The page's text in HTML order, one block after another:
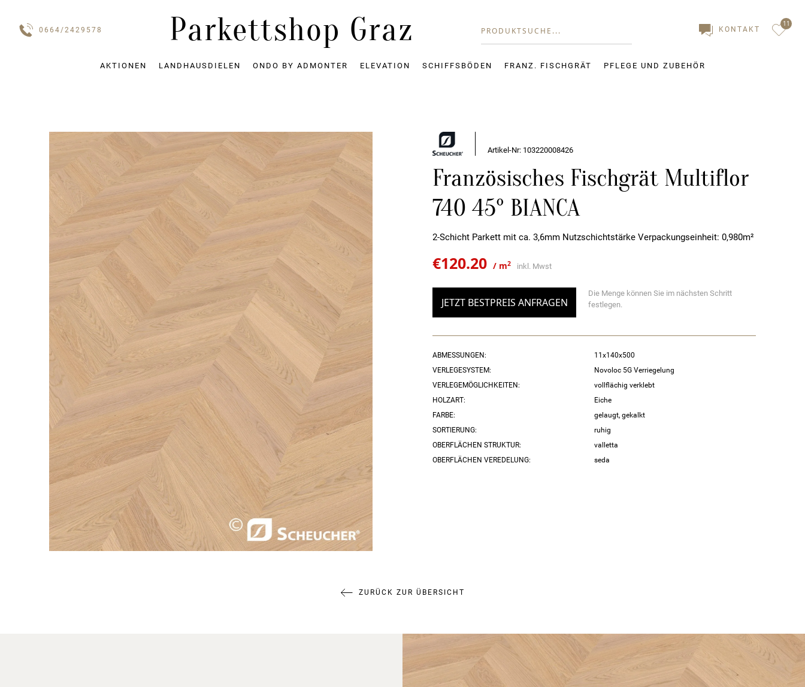
0664/2429578 Parkettshop Graz KONTAKT
11
AKTIONEN LANDHAUSDIELEN ONDO BY ADMONTER ELEVATION SCHIFFSBÖDEN FRANZ. FISCHGRÄT PFLEGE UND ZUBEHÖR
Artikel-Nr: 103220008426
Französisches Fischgrät Multiflor
740 45° BIANCA
2-Schicht Parkett mit ca. 3,6mm Nutzschichtstärke Verpackungseinheit: 0,980m²
price
€158.90.
€120.20
price
€120.20.
/ m2 inkl. Mwst
JETZT BESTPREIS ANFRAGEN
Die Menge können Sie im nächsten Schritt
festlegen.
ABMESSUNGEN:
11x140x500
VERLEGESYSTEM:
Novoloc 5G Verriegelung
VERLEGEMÖGLICHKEITEN:
vollflächig verklebt
HOLZART:
Eiche
FARBE:
gelaugt, gekalkt
SORTIERUNG:
ruhig
OBERFLÄCHEN STRUKTUR:
valletta
OBERFLÄCHEN VEREDELUNG:
seda
ZURÜCK ZUR ÜBERSICHT